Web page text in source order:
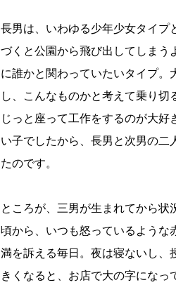
長男は、いわゆる少年少女タイプ
づくと公園から飛び出してしまう
に誰かと関わっていたいタイプ。
し、こんなものかと考えて乗り切
じっと座って工作をするのが大
い子でしたから、長男と次男の二
たのです。
ところが、三男が生まれてから
頃から、いつも怒っているような
満を訴える毎日。夜は寝ないし、
きくなると、お店で大の字になっ